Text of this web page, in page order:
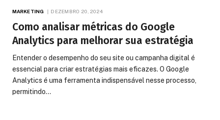
MARKETING DEZEMBRO 20, 2024
Como analisar métricas do Google
Analytics para melhorar sua estratégia
Entender o desempenho do seu site ou campanha digital é
essencial para criar estratégias mais eficazes. O Google
Analytics é uma ferramenta indispensável nesse processo,
permitindo…